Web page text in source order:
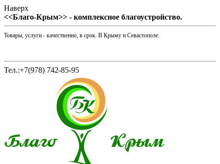
Наверх
<<Благо-Крым>> - комплексное благоустройство.
Товары, услуги - качественно, в срок. В Крыму и Севастополе.
Тел.:+7(978) 742-85-95